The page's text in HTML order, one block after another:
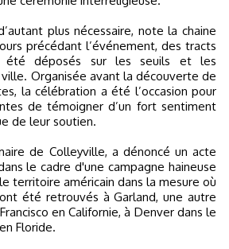
plus nécessaire, note la chaine
précédant l’événement, des tracts
été déposés sur les seuils et les
Organisée avant la découverte de
la célébration a été l’occasion pour
de témoigner d’un fort sentiment
de leur soutien.
de Colleyville, a dénoncé un acte
le cadre d'une campagne haineuse
territoire américain dans la mesure où
été retrouvés à Garland, une autre
en Californie, à Denver dans le
Floride.